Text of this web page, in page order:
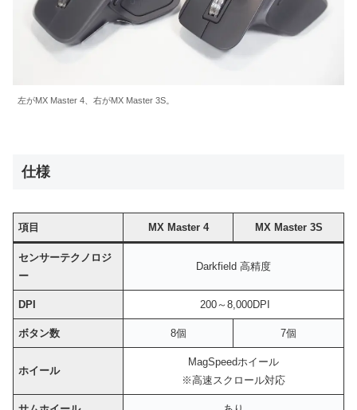
左がMX Master 4、右がMX Master 3S。
仕様
項目 MX Master 4 MX Master 3S
センサーテクノロジ
ー
Darkfield 高精度
DPI 200～8,000DPI
ボタン数 8個 7個
ホイール
MagSpeedホイール
※高速スクロール対応